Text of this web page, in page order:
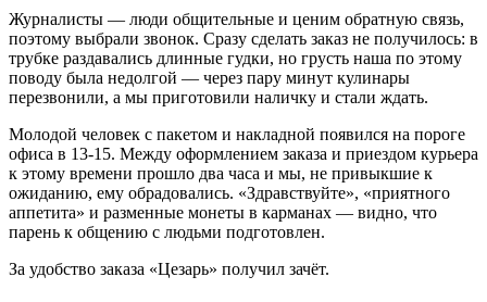
Журналисты — люди общительные и ценим обратную связь,
поэтому выбрали звонок. Сразу сделать заказ не получилось: в
трубке раздавались длинные гудки, но грусть наша по этому
поводу была недолгой — через пару минут кулинары
перезвонили, а мы приготовили наличку и стали ждать.
Молодой человек с пакетом и накладной появился на пороге
офиса в 13-15. Между оформлением заказа и приездом курьера
к этому времени прошло два часа и мы, не привыкшие к
ожиданию, ему обрадовались. «Здравствуйте», «приятного
аппетита» и разменные монеты в карманах — видно, что
парень к общению с людьми подготовлен.
За удобство заказа «Цезарь» получил зачёт.